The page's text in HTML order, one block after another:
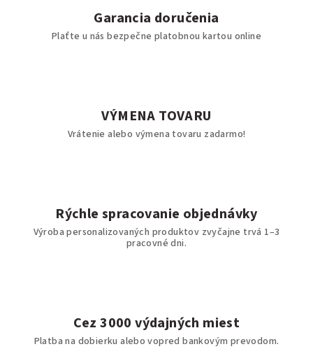
Garancia doručenia
Plaťte u nás bezpečne platobnou kartou online
VÝMENA TOVARU
Vrátenie alebo výmena tovaru zadarmo!
Rýchle spracovanie objednávky
Výroba personalizovaných produktov zvyčajne trvá 1–3
pracovné dni.
Cez 3000 výdajných miest
Platba na dobierku alebo vopred bankovým prevodom.